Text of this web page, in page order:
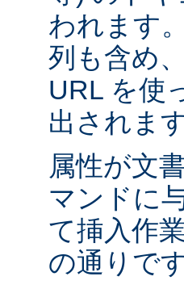
われます
列も含め
URL を使
出されます
属性が文
マンドに
て挿入作
の通りです